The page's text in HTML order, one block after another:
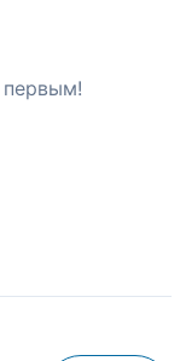
первым!